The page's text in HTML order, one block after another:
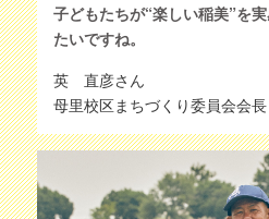
子どもたちが“楽しい稲美”を
たいですね。
英 直彦さん
母里校区まちづくり委員会会長